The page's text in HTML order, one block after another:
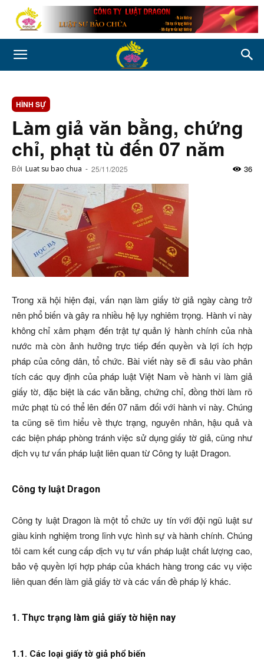
HÌNH SỰ
Làm giả văn bằng, chứng
chỉ, phạt tù đến 07 năm
Bởi Luat su bao chua - 25/11/2025 36
Trong xã hội hiện đại, vấn nạn làm giấy tờ giả ngày càng trở
nên phổ biến và gây ra nhiều hệ lụy nghiêm trọng. Hành vi này
không chỉ xâm phạm đến trật tự quản lý hành chính của nhà
nước mà còn ảnh hưởng trực tiếp đến quyền và lợi ích hợp
pháp của công dân, tổ chức. Bài viết này sẽ đi sâu vào phân
tích các quy định của pháp luật Việt Nam về hành vi làm giả
giấy tờ, đặc biệt là các văn bằng, chứng chỉ, đồng thời làm rõ
mức phạt tù có thể lên đến 07 năm đối với hành vi này. Chúng
ta cũng sẽ tìm hiểu về thực trạng, nguyên nhân, hậu quả và
các biện pháp phòng tránh việc sử dụng giấy tờ giả, cũng như
dịch vụ tư vấn pháp luật liên quan từ Công ty luật Dragon.
Công ty luật Dragon
Công ty luật Dragon là một tổ chức uy tín với đội ngũ luật sư
giàu kinh nghiệm trong lĩnh vực hình sự và hành chính. Chúng
tôi cam kết cung cấp dịch vụ tư vấn pháp luật chất lượng cao,
bảo vệ quyền lợi hợp pháp của khách hàng trong các vụ việc
liên quan đến làm giả giấy tờ và các vấn đề pháp lý khác.
1. Thực trạng làm giả giấy tờ hiện nay
1.1. Các loại giấy tờ giả phổ biến